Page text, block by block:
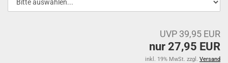
UVP 39,95 EUR
nur 27,95 EUR
inkl. 19% MwSt. zzgl. Versand